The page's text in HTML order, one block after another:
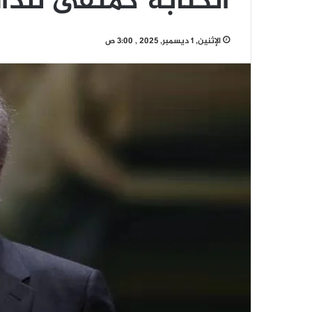
الإثنين, 1 ديسمبر, 2025 , 3:00 ص